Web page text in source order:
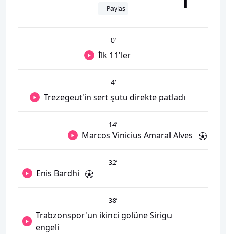
Paylaş
0’
İlk 11'ler
4’
Trezegeut'in sert şutu direkte patladı
14’
Marcos Vinicius Amaral Alves
32’
Enis Bardhi
38’
Trabzonspor'un ikinci golüne Sirigu
engeli